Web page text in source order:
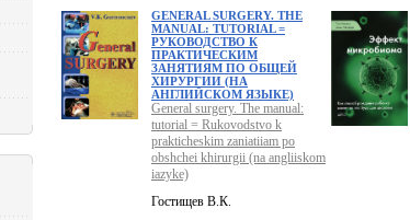
GENERAL SURGERY. THE
MANUAL: TUTORIAL =
РУКОВОДСТВО К
ПРАКТИЧЕСКИМ
ЗАНЯТИЯМ ПО ОБЩЕЙ
ХИРУРГИИ (НА
АНГЛИЙСКОМ ЯЗЫКЕ)
General surgery. The manual:
tutorial = Rukovodstvo k
prakticheskim zaniatiiam po
obshchei khirurgii (na angliiskom
iazyke)
Гостищев В.К.